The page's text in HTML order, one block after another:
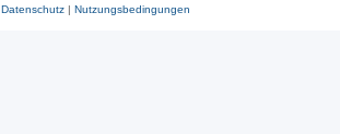
Datenschutz| Nutzungsbedingungen